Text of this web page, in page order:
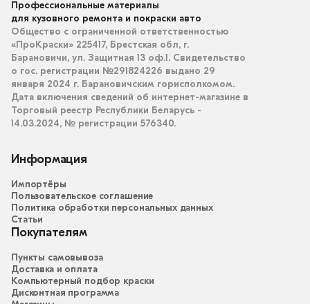
Профессиональные материалы
для кузовного ремонта и покраски авто
Общество с ограниченной ответственностью
«ПроКраски» 225417, Брестская обл, г.
Барановичи, ул. Защитная 13 оф.1. Свидетельство
о гос. регистрации №291824226 выдано 29
января 2024 г. Барановичским горисполкомом.
Дата включения сведений об интернет-магазине в
Торговый реестр Республики Беларусь -
14.03.2024, № регистрации 576340.
Информация
Импортёры
Пользовательское соглашение
Политика обработки персональных данных
Статьи
Покупателям
Пункты самовывоза
Доставка и оплата
Компьютерный подбор краски
Дисконтная программа